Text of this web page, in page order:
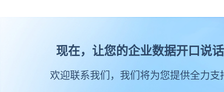
现在，让您的企业数据开口说话
欢迎联系我们，我们将为您提供全力支